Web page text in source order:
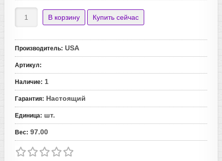
Производитель: USA
Артикул:
Наличие: 1
Гарантия: Настоящий
Единица: шт.
Вес: 97.00